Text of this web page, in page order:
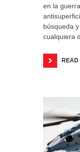
en la
búsqueda
cualquiera
READ